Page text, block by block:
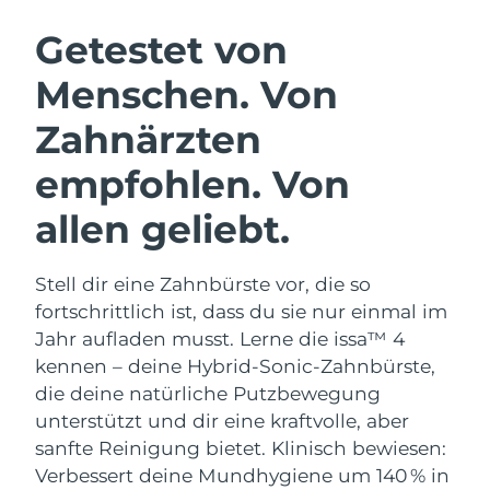
Getestet von
Menschen. Von
Zahnärzten
empfohlen. Von
allen geliebt.
Stell dir eine Zahnbürste vor, die so
fortschrittlich ist, dass du sie nur einmal im
Jahr aufladen musst. Lerne die issa™ 4
kennen – deine Hybrid-Sonic-Zahnbürste,
die deine natürliche Putzbewegung
unterstützt und dir eine kraftvolle, aber
sanfte Reinigung bietet. Klinisch bewiesen:
Verbessert deine Mundhygiene um 140 % in
Gesichtsreinigung
LUNA™ 4 Set
Anti-aging massage
LUNA™ 4 Plus
Massage, LED heating
LUNA™ 4 Men
For men, anti-aging massage
BEAR™ 2 Set
Microcurrent toning
BEAR™ 2 go
Microcurrent toning on-the-go
BEAR™ 2 eyes & lips
Microcurrent line smoothing device
UFO™ 3 Set
Deep facial hydration
UFO™ 3 LED
Near-infrared and red light therapy
device
issa™ 4
Hybrid silicone sonic toothbrush
issa™ 4 plus
Smart hybrid silicone sonic toothbrush
FAQ™ ANTI-AGING-BEHANDLUNG
Anti-aging LED-Behandlungen
NEW
Australien
Erwartete Lieferung
Bahrain
Belgien
Erwartete Lieferung
12/08/2026
Bermuda
Erwartete Lieferung
18/08/2026
Bosnien und
Herzegowina
Erwartete Lieferung
15/08/2026